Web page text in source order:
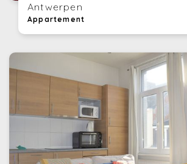
Antwerpen
Appartement